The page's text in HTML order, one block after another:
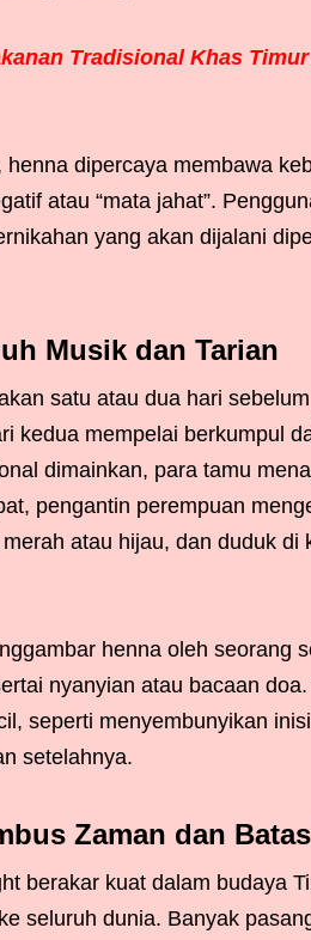
Tradisional Khas
dipercaya membawa
atau “mata jahat”.
yang akan dijalani
Musik dan Tarian
satu atau dua hari
kedua mempelai berkumpul
dimainkan, para tamu
pengantin perempuan
atau hijau, dan duduk di
henna oleh seorang
nyanyian atau bacaan
seperti menyembunyikan
setelahnya.
Zaman dan
berakar kuat dalam budaya
seluruh dunia. Banyak